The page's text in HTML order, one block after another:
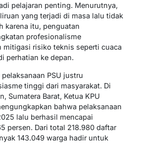
pelajaran penting. Menurutnya,
yang terjadi di masa lalu tidak
karena itu, penguatan
profesionalisme
mitigasi risiko teknis seperti cuaca
perhatian ke depan.
PSU justru
tinggi dari masyarakat. Di
Sumatera Barat, Ketua KPU
bahwa pelaksanaan
lalu berhasil mencapai
persen. Dari total 218.980 daftar
143.049 warga hadir untuk